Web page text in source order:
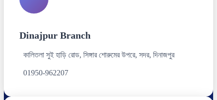
Dinajpur Branch
কালিতলা সুই হাড়ি রোড, সিঙ্গার শোরুমের উপরে, সদর, দিনাজপুর
01950-962207